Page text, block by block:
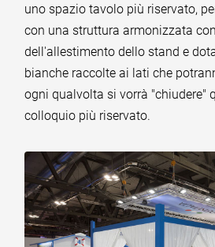
uno spazio tavolo più riservato,
con una struttura armonizzata
dell'allestimento dello stand e
bianche raccolte ai lati che
ogni qualvolta si vorrà "chiudere"
colloquio più riservato.